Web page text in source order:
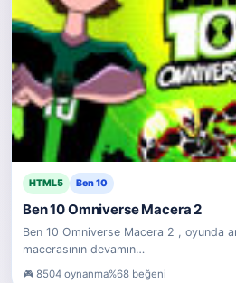
HTML5 Ben 10
Ben 10 Omniverse Macera 2
Ben 10 Omniverse Macera 2 , oyunda
macerasının devamın…
8504 oynanma%68 beğeni